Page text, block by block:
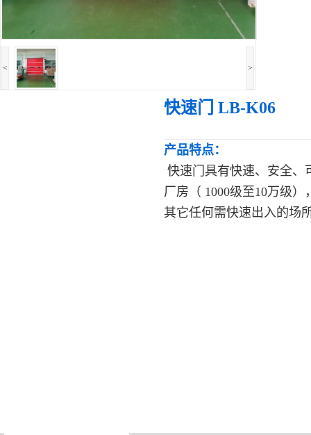
< >
快速门 LB-K06
产品特点：
快速门具有快速、安全、
厂房（ 1000级至10万级
其它任何需快速出入的场